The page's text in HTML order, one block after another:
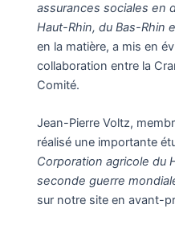
assurances sociales en
Haut-Rhin, du Bas-Rhin
en la matière, a mis en
collaboration entre la
Comité.
Jean-Pierre Voltz,
réalisé une importante
Corporation agricole du
seconde guerre
sur notre site en avant-